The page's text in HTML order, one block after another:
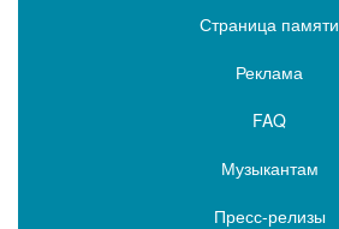
Страница памяти
Реклама
FAQ
Музыкантам
Пресс-релизы